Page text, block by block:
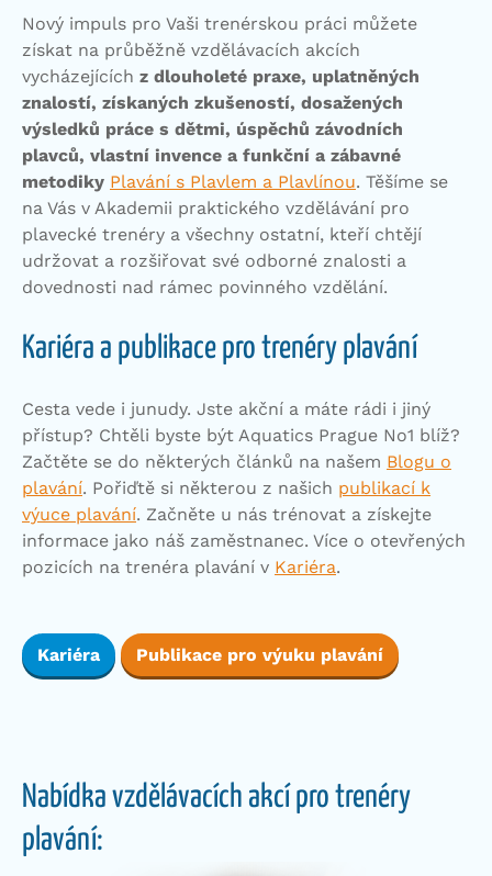
Nový impuls pro Vaši trenérskou práci můžete
získat na průběžně vzdělávacích akcích
vycházejících z dlouholeté praxe, uplatněných
znalostí, získaných zkušeností, dosažených
výsledků práce s dětmi, úspěchů závodních
plavců, vlastní invence a funkční a zábavné
metodiky Plavání s Plavlem a Plavlínou. Těšíme se
na Vás v Akademii praktického vzdělávání pro
plavecké trenéry a všechny ostatní, kteří chtějí
udržovat a rozšiřovat své odborné znalosti a
dovednosti nad rámec povinného vzdělání.
Kariéra a publikace pro trenéry plavání
Cesta vede i junudy. Jste akční a máte rádi i jiný
přístup? Chtěli byste být Aquatics Prague No1 blíž?
Začtěte se do některých článků na našem Blogu o
plavání. Pořiďtě si některou z našich publikací k
výuce plavání. Začněte u nás trénovat a získejte
informace jako náš zaměstnanec. Více o otevřených
pozicích na trenéra plavání v Kariéra.
Kariéra Publikace pro výuku plavání
Nabídka vzdělávacích akcí pro trenéry
plavání: